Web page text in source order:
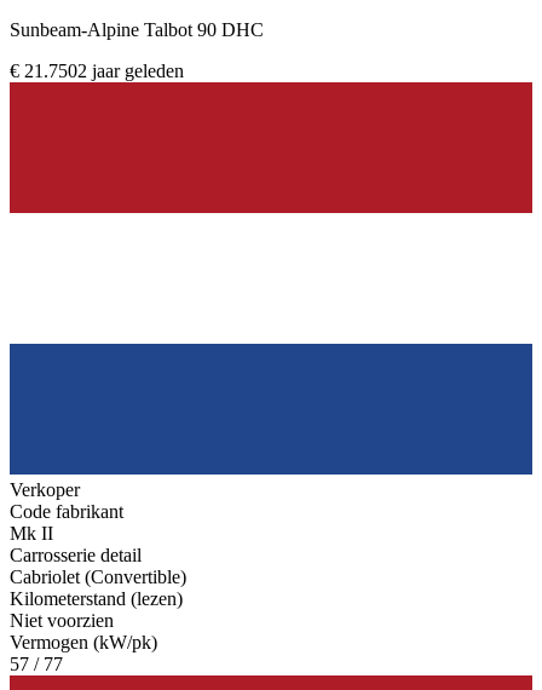
Sunbeam-Alpine Talbot 90 DHC
€ 21.7502 jaar geleden
Verkoper
Code fabrikant
Mk II
Carrosserie detail
Cabriolet (Convertible)
Kilometerstand (lezen)
Niet voorzien
Vermogen (kW/pk)
57 / 77